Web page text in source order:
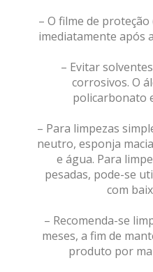
– O filme de
imediatamente após
– Evitar
corrosivos. O
policarbonato
– Para limpezas
neutro, esponja
e água. Para
pesadas, pode-se
com
– Recomenda-se
meses, a fim de
produto por